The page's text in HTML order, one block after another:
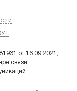
от 16.09.2021,
связи,